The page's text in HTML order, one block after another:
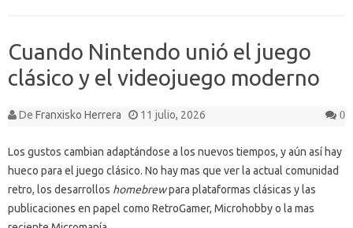
Cuando Nintendo unió el juego
clásico y el videojuego moderno
De Franxisko Herrera 11 julio, 2026 0
Los gustos cambian adaptándose a los nuevos tiempos, y aún así hay
hueco para el juego clásico. No hay mas que ver la actual comunidad
retro, los desarrollos homebrewpara plataformas clásicas y las
publicaciones en papel como RetroGamer, Microhobby o la mas